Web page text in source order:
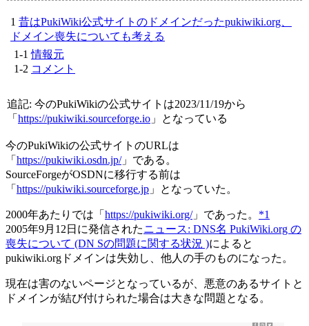
昔はPukiWiki公式サイトのドメインだったpukiwiki.org、
ドメイン喪失についても考える
情報元
コメント
追記: 今のPukiWikiの公式サイトは2023/11/19から
「 https://pukiwiki.sourceforge.io 」となっている
今のPukiWikiの公式サイトのURLは
「 https://pukiwiki.osdn.jp/」である。
SourceForgeがOSDNに移行する前は
「 https://pukiwiki.sourceforge.jp 」となっていた。
2000年あたりでは「 https://pukiwiki.org/」であった。 *1
2005年9月12日に発信されたニュース: DNS名 PukiWiki.org の
喪失について (DN Sの問題に関する状況 )によると
pukiwiki.orgドメインは失効し、他人の手のものになった。
現在は害のないページとなっているが、悪意のあるサイトと
ドメインが結び付けられた場合は大きな問題となる。